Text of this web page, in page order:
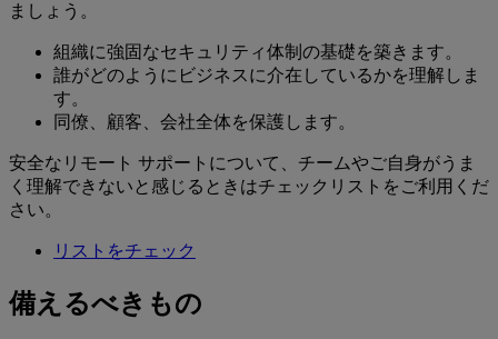
ましょう。
組織に強固なセキュリティ体制の基礎を築きます。
誰がどのようにビジネスに介在しているかを理解しま
す。
同僚、顧客、会社全体を保護します。
安全なリモート サポートについて、チームやご自身がうま
く理解できないと感じるときはチェックリストをご利用くだ
さい。
リストをチェック
備えるべきもの